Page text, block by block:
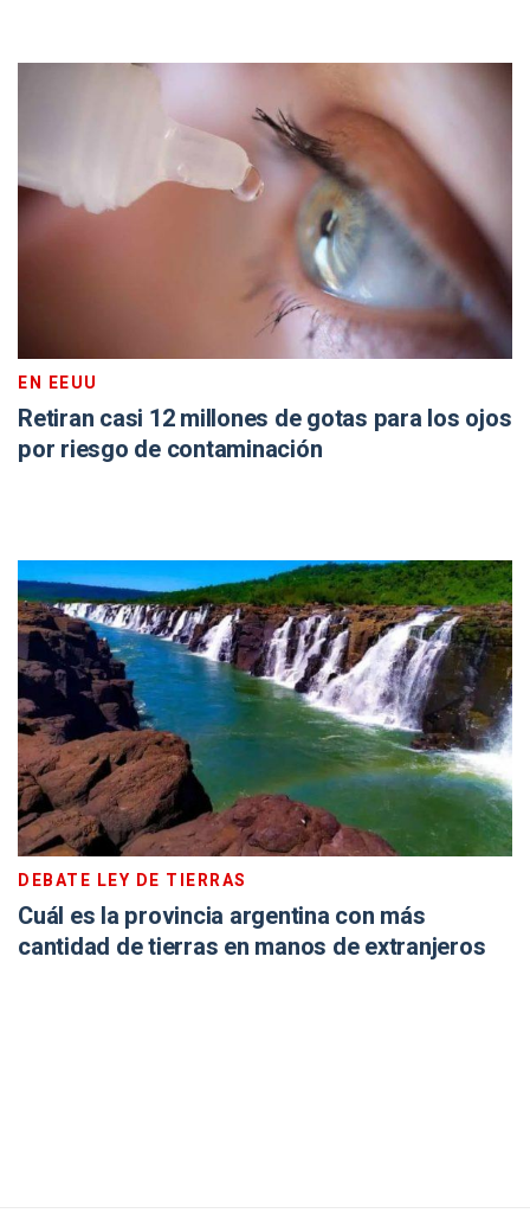
EN EEUU
Retiran casi 12 millones de gotas para los ojos
por riesgo de contaminación
DEBATE LEY DE TIERRAS
Cuál es la provincia argentina con más
cantidad de tierras en manos de extranjeros